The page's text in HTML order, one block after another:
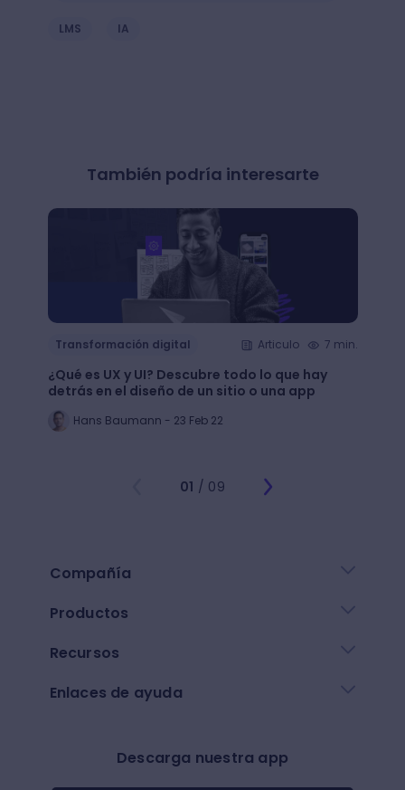
LMS IA
También podría interesarte
Transformación digital Articulo 7 min.
¿Qué es UX y UI? Descubre todo lo que hay
detrás en el diseño de un sitio o una app
Hans Baumann - 23 Feb 22
01 / 09
Compañía
Productos
Recursos
Enlaces de ayuda
Descarga nuestra app